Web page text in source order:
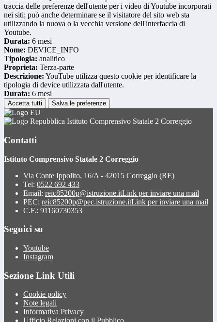
traccia delle preferenze dell'utente per i video di Youtube incorporati
nei siti; può anche determinare se il visitatore del sito web sta
utilizzando la nuova o la vecchia versione dell'interfaccia di
Youtube.
Durata: 6 mesi
Nome: DEVICE_INFO
Tipologia: analitico
Proprieta: Terza-parte
Descrizione: YouTube utilizza questo cookie per identificare la
tipologia di device utilizzata dall'utente.
Durata: 6 mesi
Accetta tutti Salva le preferenze
Istituto Comprensivo Statale 2 Correggio
Contatti
Istituto Comprensivo Statale 2 Correggio
Via Conte Ippolito, 16/A - 42015 Correggio (RE)
Tel: 0522 692 433
Email: reic85200p@istruzione.itLink per inviare una mail
PEC: reic85200p@pec.istruzione.itLink per inviare una mail
C.F.: 91160730353
Seguici su
Youtube
Instagram
Sezione Link Utili
Cookie policy
Note legali
Informativa Privacy